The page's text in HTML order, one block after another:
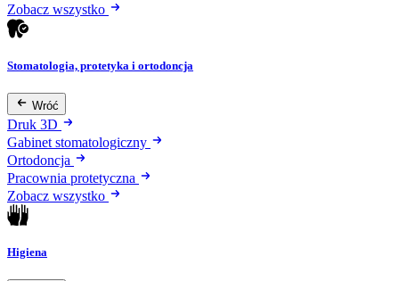
Zobacz wszystko
Stomatologia, protetyka i ortodoncja
Wróć
Druk 3D
Gabinet stomatologiczny
Ortodoncja
Pracownia protetyczna
Zobacz wszystko
Higiena